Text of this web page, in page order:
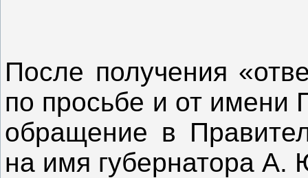
После получения
по просьбе и от имени
обращение в
на имя